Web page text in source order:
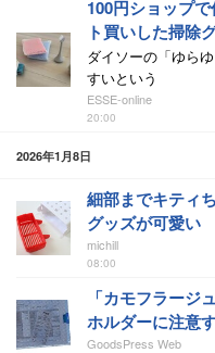
100円ショップ
ト買いした掃除
ダイソーの「ゆら
すいという
ESSE-online
20:00
2026年1月8日
細部までキティ
グッズが可愛い
michill
08:00
「カモフラージ
ホルダーに注意
GoodsPress Web